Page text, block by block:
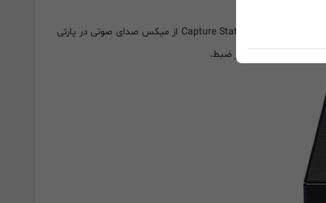
با قابلیت Audio-mixer، JVA04 از ورودی کمکی 3.5 میلی متری، 4 قطبی و میکروفون 3.5 میلی متری در (پشتیبانی از میکروفون استریو) پشتیبانی می کند. این Capture Station از میکس صدای صوتی در پارتی
ویرایش در صدا پس از ضبط.